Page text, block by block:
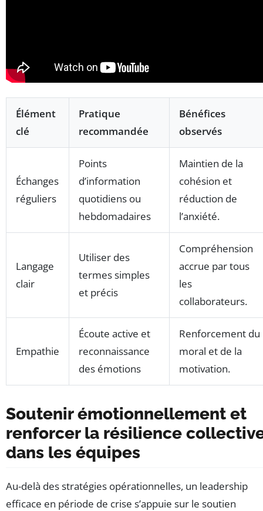
Élément
clé
Pratique
recommandée
Bénéfices
observés
Échanges
réguliers
Points
d’information
quotidiens ou
hebdomadaires
Maintien de la
cohésion et
réduction de
l’anxiété.
Langage
clair
Utiliser des
termes simples
et précis
Compréhension
accrue par tous
les
collaborateurs.
Empathie
Écoute active et
reconnaissance
des émotions
Renforcement du
moral et de la
motivation.
Soutenir émotionnellement et
renforcer la résilience
dans les équipes
Au-delà des stratégies opérationnelles, un leadership
efficace en période de crise s’appuie sur le soutien